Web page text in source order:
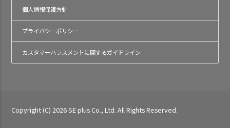
個人情報保護方針
プライバシーポリシー
カスタマーハラスメントに関するガイドライン
Copyright (C) 2026 SE plus Co., Ltd. All Rights Reserved.